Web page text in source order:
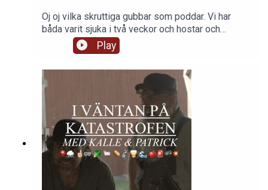
Oj oj vilka skruttiga gubbar som poddar. Vi har
båda varit sjuka i två veckor och hostar och
snörvlar och blir vimmelkantiga. Så synd om oss,
men mest synd om er, som förra veckan inte fick
något avsnitt. Men nu är vi tillbaka med ett
lågintensivt litet avsnitt där vi pratar:- segling-
bevattning- majsOch...nåt mer antagligen. Vi hörs
sen. Host host.
Play